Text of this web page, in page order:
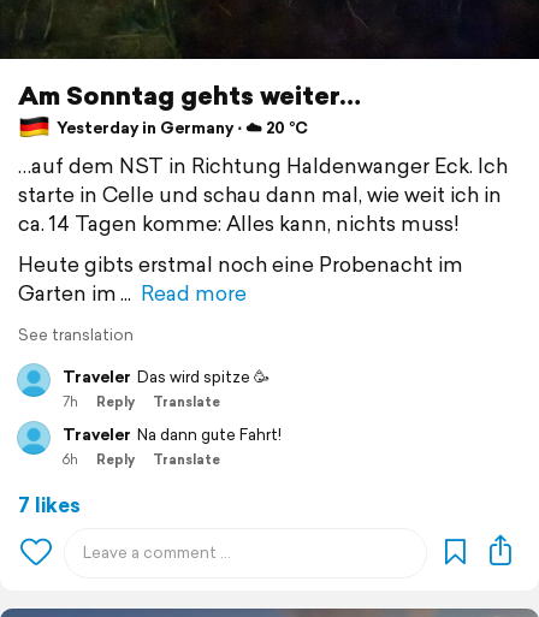
Am Sonntag gehts weiter…
Yesterday in Germany ⋅ ☁️ 20 °C
…auf dem NST in Richtung Haldenwanger Eck. Ich
starte in Celle und schau dann mal, wie weit ich in
ca. 14 Tagen komme: Alles kann, nichts muss!
Heute gibts erstmal noch eine Probenacht im
Garten im
Read more
See translation
Traveler Das wird spitze 🥳
7h Reply Translate
Traveler Na dann gute Fahrt!
6h Reply Translate
7 likes